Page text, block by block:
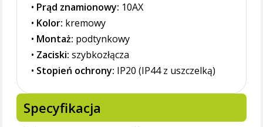
• Prąd znamionowy: 10AX
• Kolor: kremowy
• Montaż: podtynkowy
• Zaciski: szybkozłącza
• Stopień ochrony: IP20 (IP44 z uszczelką)
Specyfikacja